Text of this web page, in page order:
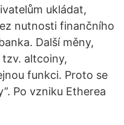
ukládat,
nutnosti finančního
Další měny,
altcoiny,
funkci. Proto se
Po vzniku Etherea